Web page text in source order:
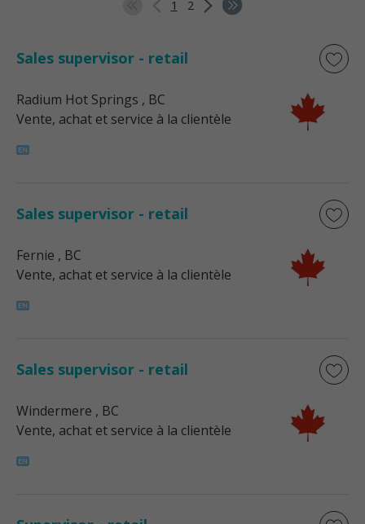
1 2
Sales supervisor - retail
Radium Hot Springs , BC
Vente, achat et service à la clientèle
Sales supervisor - retail
Fernie , BC
Vente, achat et service à la clientèle
Sales supervisor - retail
Windermere , BC
Vente, achat et service à la clientèle